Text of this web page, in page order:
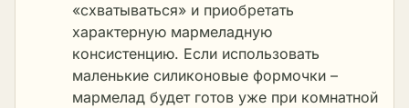
«схватываться» и приобретать
характерную мармеладную
консистенцию. Если использовать
маленькие силиконовые формочки –
мармелад будет готов уже при комнатной